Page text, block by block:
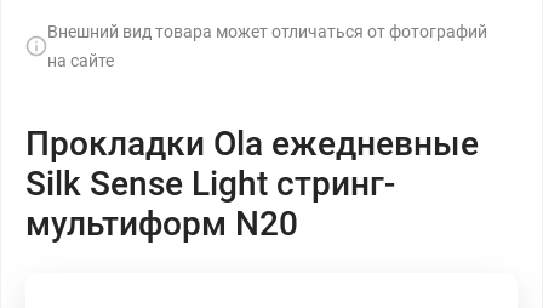
Внешний вид товара может отличаться от фотографий
на сайте
Прокладки Ola ежедневные
Silk Sense Light стринг-
мультиформ N20